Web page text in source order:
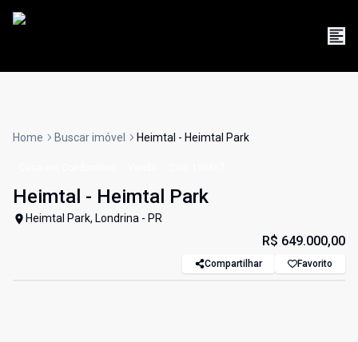
Home Buscar imóvel Heimtal - Heimtal Park
Heimtal - Heimtal Park
Heimtal Park, Londrina - PR
R$ 649.000,00
Compartilhar Favorito